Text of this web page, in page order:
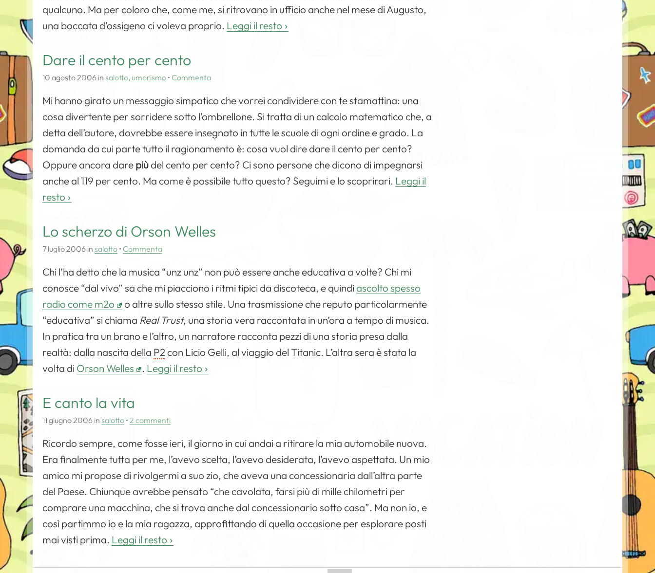
qualcuno. Ma per coloro che, come me, si ritrovano in ufficio anche nel mese di Augusto,
una boccata d’ossigeno ci voleva proprio. Leggi il resto
Dare il cento per cento
10 agosto 2006 insalotto, umorismo • Commenta
Mi hanno girato un messaggio simpatico che vorrei condividere con te stamattina: una
cosa divertente per sorridere sotto l’ombrellone. Si tratta di un calcolo matematico che, a
detta dell’autore, dovrebbe essere insegnato in tutte le scuole di ogni ordine e grado. La
domanda da cui parte tutto il ragionamento è: cosa vuol dire dare il cento per cento?
Oppure ancora darepiùdel cento per cento? Ci sono persone che dicono di impegnarsi
anche al 119 per cento. Ma come è possibile tutto questo? Seguimi e lo scoprirari. Leggi il
resto
Lo scherzo di Orson Welles
7 luglio 2006 insalotto • Commenta
Chi l’ha detto che la musica “unz unz” non può essere anche educativa a volte? Chi mi
conosce “dal vivo” sa che mi piacciono i ritmi tipici da discoteca, e quindi ascolto spesso
radio come m2o
o altre sullo stesso stile. Una trasmissione che reputo particolarmente
“educativa” si chiama Real Trust, una storia vera raccontata in un’ora a tempo di musica.
In pratica tra un brano e l’altro, un narratore racconta pezzi di una storia presa dalla
realtà: dalla nascita della P2con Licio Gelli, al viaggio delTitanic. L’altra sera è stata la
volta diOrson Welles . Leggi il resto
E canto la vita
11 giugno 2006 insalotto • 2 commenti
Ricordo sempre, come fosse ieri, il giorno in cui andai a ritirare la mia automobile nuova.
Era finalmente tutta per me, l’avevo scelta, l’avevo desiderata, l’avevo aspettata. Un mio
amico mi propose di rivolgermi a suo zio, che aveva una concessionaria dall’altra parte
del Paese. Chiunque avrebbe pensato “che cavolata, farsi più di mille chilometri per
comprare una macchina, che si trova anche dal concessionario sotto casa”. Ma non io, e
così partimmo io e la mia ragazza, approfittando di quella occasione per esplorare posti
mai visti prima. Leggi il resto